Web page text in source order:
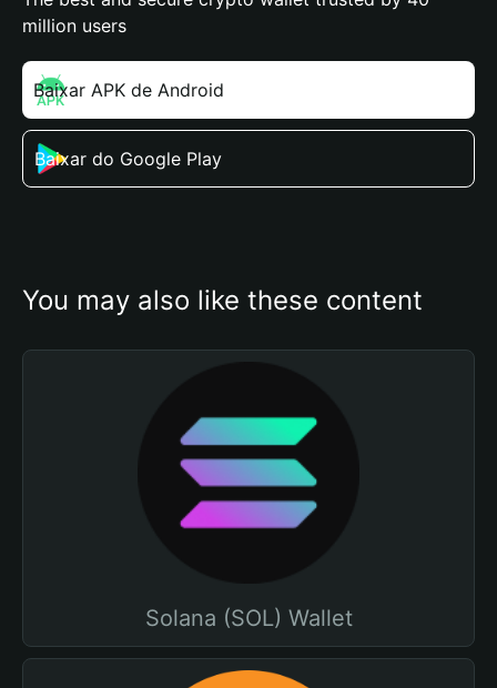
million users
Baixar APK de Android
Baixar do Google Play
You may also like these content
Solana (SOL) Wallet